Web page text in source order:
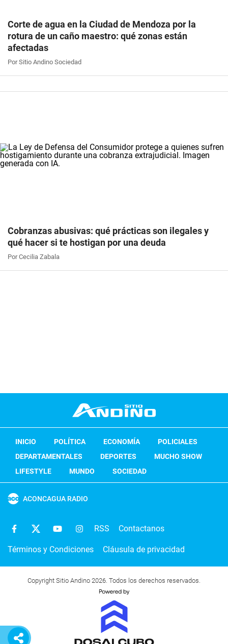
Corte de agua en la Ciudad de Mendoza por la
rotura de un caño maestro: qué zonas están
afectadas
Por Sitio Andino Sociedad
Cobranzas abusivas: qué prácticas son ilegales y
qué hacer si te hostigan por una deuda
Por Cecilia Zabala
INICIO POLÍTICA ECONOMÍA
POLICIALES
DEPARTAMENTALES
DEPORTES
MUCHO SHOW
LIFESTYLE
MUNDO SOCIEDAD
ACONCAGUA RADIO
RSS Contactanos
Términos y Condiciones Cláusula de privacidad
Copyright Sitio Andino 2026. Todos los derechos reservados.